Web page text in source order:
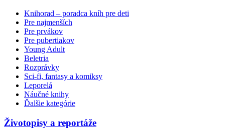
Knihorad – poradca kníh pre deti
Pre najmenších
Pre prvákov
Pre pubertiakov
Young Adult
Beletria
Rozprávky
Sci-fi, fantasy a komiksy
Leporelá
Náučné knihy
Ďalšie kategórie
Životopisy a reportáže